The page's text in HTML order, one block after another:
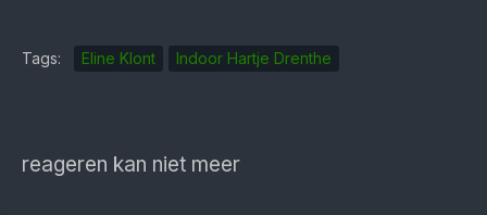
Tags: Eline Klont Indoor Hartje Drenthe
reageren kan niet meer